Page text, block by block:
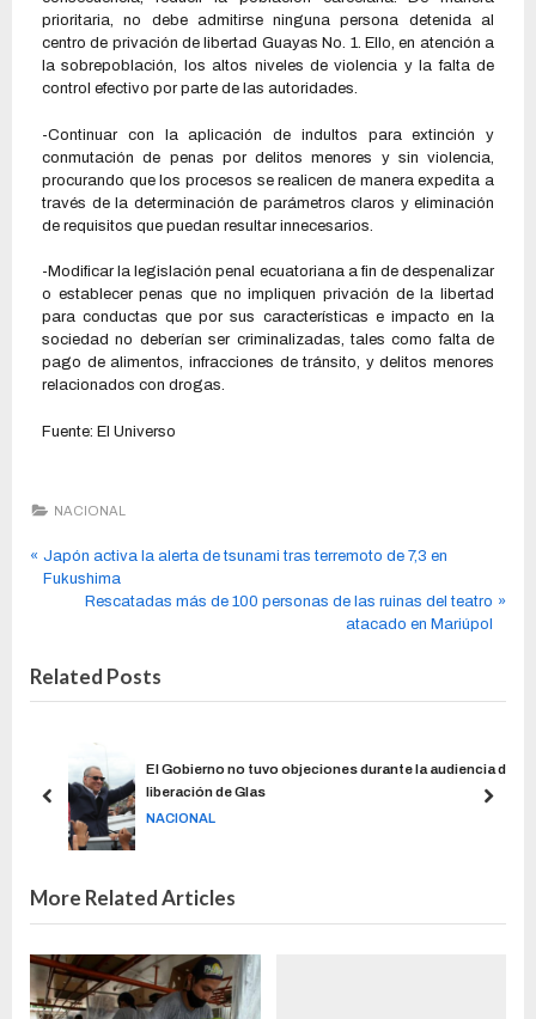
prioritaria, no debe admitirse ninguna persona detenida al
centro de privación de libertad Guayas No. 1. Ello, en atención a
la sobrepoblación, los altos niveles de violencia y la falta de
control efectivo por parte de las autoridades.
-Continuar con la aplicación de indultos para extinción y
conmutación de penas por delitos menores y sin violencia,
procurando que los procesos se realicen de manera expedita a
través de la determinación de parámetros claros y eliminación
de requisitos que puedan resultar innecesarios.
-Modificar la legislación penal ecuatoriana a fin de despenalizar
o establecer penas que no impliquen privación de la libertad
para conductas que por sus características e impacto en la
sociedad no deberían ser criminalizadas, tales como falta de
pago de alimentos, infracciones de tránsito, y delitos menores
relacionados con drogas.
Fuente: El Universo
NACIONAL
Japón activa la alerta de tsunami tras terremoto de 7,3 en
Fukushima
Rescatadas más de 100 personas de las ruinas del teatro
atacado en Mariúpol
Related Posts
El Gobierno no tuvo objeciones durante la audiencia de
liberación de Glas
NACIONAL
More Related Articles